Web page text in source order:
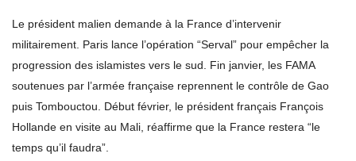
Le président malien demande à la France d’intervenir
militairement. Paris lance l’opération “Serval” pour empêcher la
progression des islamistes vers le sud. Fin janvier, les FAMA
soutenues par l’armée française reprennent le contrôle de Gao
puis Tombouctou. Début février, le président français François
Hollande en visite au Mali, réaffirme que la France restera “le
temps qu’il faudra”.